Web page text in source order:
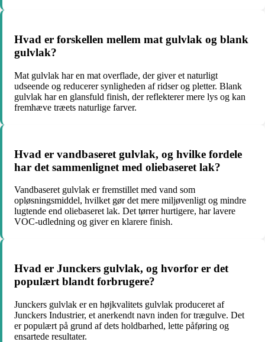
Hvad er forskellen mellem mat gulvlak og blank
gulvlak?
Mat gulvlak har en mat overflade, der giver et naturligt
udseende og reducerer synligheden af ridser og pletter. Blank
gulvlak har en glansfuld finish, der reflekterer mere lys og kan
fremhæve træets naturlige farver.
Hvad er vandbaseret gulvlak, og hvilke fordele
har det sammenlignet med oliebaseret lak?
Vandbaseret gulvlak er fremstillet med vand som
opløsningsmiddel, hvilket gør det mere miljøvenligt og mindre
lugtende end oliebaseret lak. Det tørrer hurtigere, har lavere
VOC-udledning og giver en klarere finish.
Hvad er Junckers gulvlak, og hvorfor er det
populært blandt forbrugere?
Junckers gulvlak er en højkvalitets gulvlak produceret af
Junckers Industrier, et anerkendt navn inden for trægulve. Det
er populært på grund af dets holdbarhed, lette påføring og
ensartede resultater.